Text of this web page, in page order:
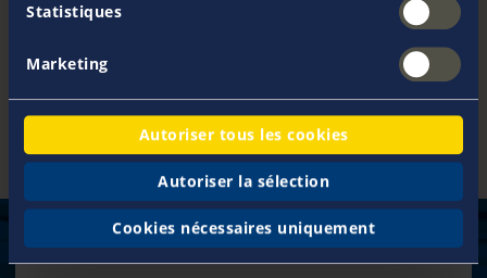
Statistiques
Marketing
Autoriser tous les cookies
Autoriser la sélection
Cookies nécessaires uniquement
Plus d'information